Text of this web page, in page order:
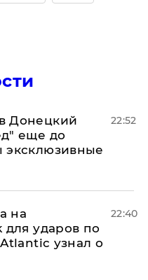
Донецкий
еще до
эксклюзивные
22:52
на
для ударов по
узнал о
22:40